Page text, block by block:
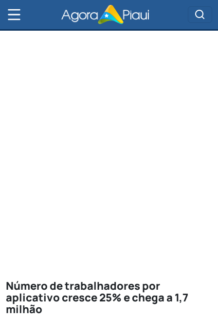
Número de trabalhadores por
aplicativo cresce 25% e chega a 1,7
milhão